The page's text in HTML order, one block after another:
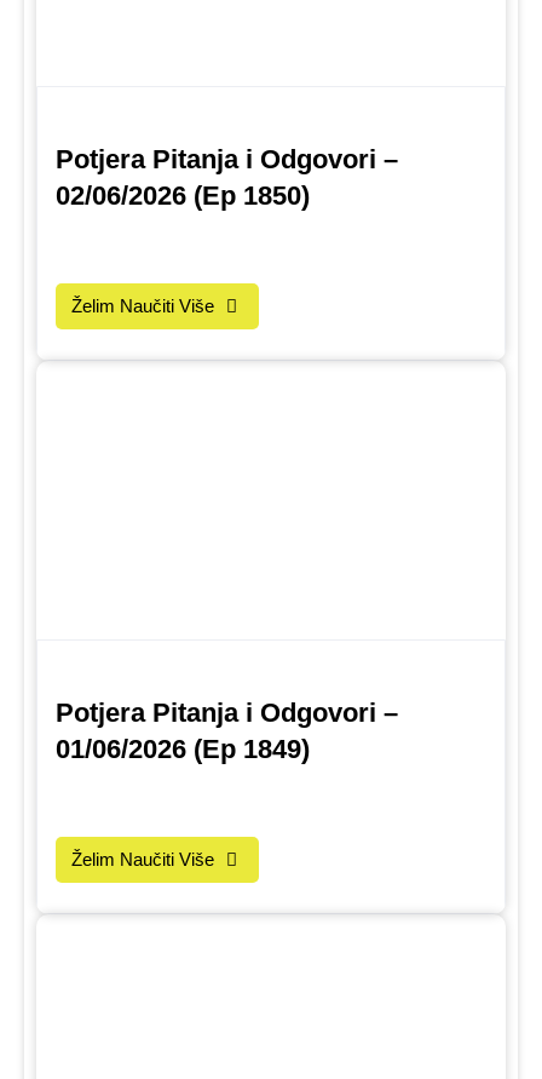
Potjera Pitanja i Odgovori –
02/06/2026 (Ep 1850)
Želim Naučiti Više
Potjera Pitanja i Odgovori –
01/06/2026 (Ep 1849)
Želim Naučiti Više